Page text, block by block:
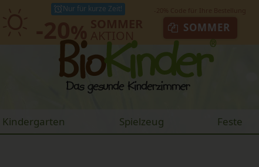
Nur für kurze Zeit!
SOMMER
Kindergarten Spielzeug Feste